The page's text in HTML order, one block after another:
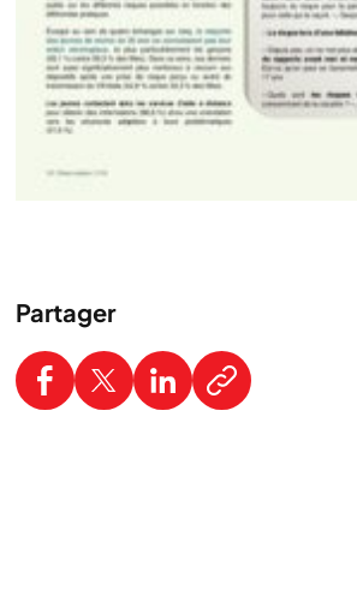
Partager